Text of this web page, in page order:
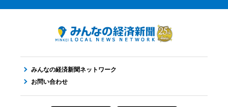
みんなの経済新聞ネットワーク
お問い合わせ